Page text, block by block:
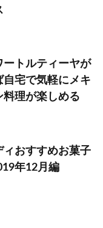
ートルティーヤが
自宅で気軽にメキ
料理が楽しめる
ィおすすめお菓子
年12月編